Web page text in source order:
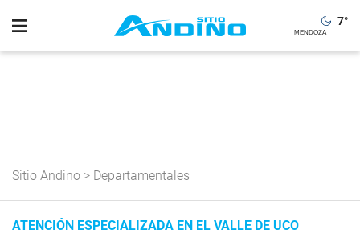
7°
Sitio Andino > Departamentales
ATENCIÓN ESPECIALIZADA EN EL VALLE DE UCO